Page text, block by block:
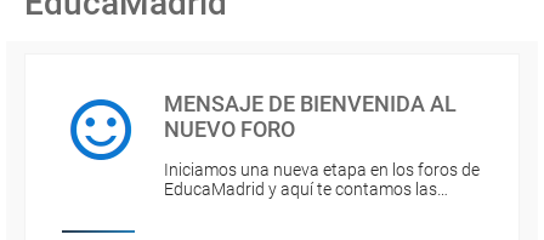
MENSAJE DE BIENVENIDA AL
NUEVO FORO
Iniciamos una nueva etapa en los foros de
EducaMadrid y aquí te contamos las…